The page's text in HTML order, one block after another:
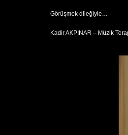
Görüşmek dileğiyle…
Kadir AKPINAR – Müzik